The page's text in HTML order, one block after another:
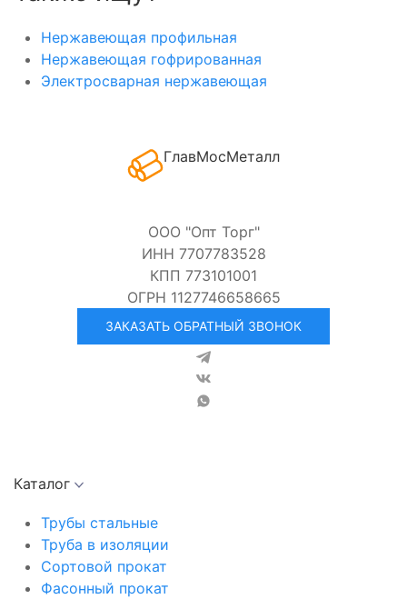
Нержавеющая профильная
Нержавеющая гофрированная
Электросварная нержавеющая
ГлавМосМеталл
ООО "Опт Торг"
ИНН 7707783528
КПП 773101001
ОГРН 1127746658665
ЗАКАЗАТЬ ОБРАТНЫЙ ЗВОНОК
Каталог
Трубы стальные
Труба в изоляции
Сортовой прокат
Фасонный прокат